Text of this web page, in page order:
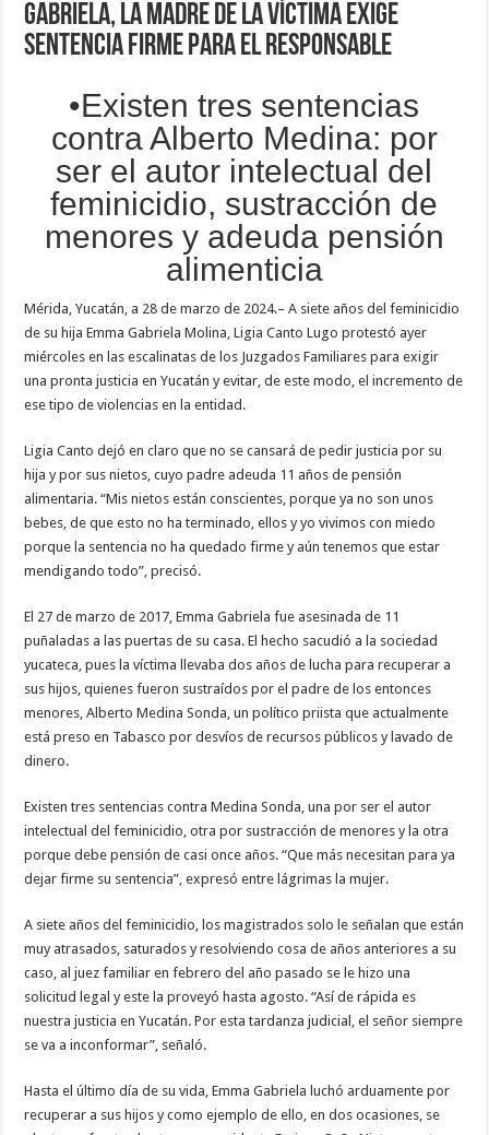
Gabriela, la madre de la víctima exige
sentencia firme para el responsable
•Existen tres sentencias
contra Alberto Medina: por
ser el autor intelectual del
feminicidio, sustracción de
menores y adeuda pensión
alimenticia
Mérida, Yucatán, a 28 de marzo de 2024.– A siete años del feminicidio
de su hija Emma Gabriela Molina, Ligia Canto Lugo protestó ayer
miércoles en las escalinatas de los Juzgados Familiares para exigir
una pronta justicia en Yucatán y evitar, de este modo, el incremento de
ese tipo de violencias en la entidad.
Ligia Canto dejó en claro que no se cansará de pedir justicia por su
hija y por sus nietos, cuyo padre adeuda 11 años de pensión
alimentaria. “Mis nietos están conscientes, porque ya no son unos
bebes, de que esto no ha terminado, ellos y yo vivimos con miedo
porque la sentencia no ha quedado firme y aún tenemos que estar
mendigando todo”, precisó.
El 27 de marzo de 2017, Emma Gabriela fue asesinada de 11
puñaladas a las puertas de su casa. El hecho sacudió a la sociedad
yucateca, pues la víctima llevaba dos años de lucha para recuperar a
sus hijos, quienes fueron sustraídos por el padre de los entonces
menores, Alberto Medina Sonda, un político priista que actualmente
está preso en Tabasco por desvíos de recursos públicos y lavado de
dinero.
Existen tres sentencias contra Medina Sonda, una por ser el autor
intelectual del feminicidio, otra por sustracción de menores y la otra
porque debe pensión de casi once años. “Que más necesitan para ya
dejar firme su sentencia”, expresó entre lágrimas la mujer.
A siete años del feminicidio, los magistrados solo le señalan que están
muy atrasados, saturados y resolviendo cosa de años anteriores a su
caso, al juez familiar en febrero del año pasado se le hizo una
solicitud legal y este la proveyó hasta agosto. “Así de rápida es
nuestra justicia en Yucatán. Por esta tardanza judicial, el señor siempre
se va a inconformar”, señaló.
Hasta el último día de su vida, Emma Gabriela luchó arduamente por
recuperar a sus hijos y como ejemplo de ello, en dos ocasiones, se